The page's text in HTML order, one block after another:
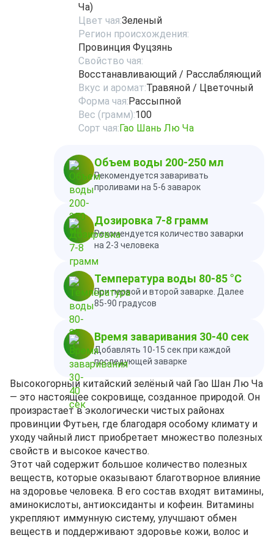
Ча)
Цвет чая:Зеленый
Регион происхождения:
Провинция Фуцзянь
Свойство чая:
Восстанавливающий / Расслабляющий
Вкус и аромат:Травяной / Цветочный
Форма чая:Рассыпной
Вес (грамм):100
Сорт чая:Гао Шань Лю Ча
Объем воды 200-250 мл
Рекомендуется заваривать
проливами на 5-6 заварок
Дозировка 7-8 грамм
Рекомендуется количество заварки
на 2-3 человека
Температура воды 80-85 °C
При первой и второй заварке. Далее
85-90 градусов
Время заваривания 30-40 сек
Добавлять 10-15 сек при каждой
последующей заварке
Высокогорный китайский зелёный чай Гао Шан Лю Ча
— это настоящее сокровище, созданное природой. Он
произрастает в экологически чистых районах
провинции Футьен, где благодаря особому климату и
уходу чайный лист приобретает множество полезных
свойств и высокое качество.
Этот чай содержит большое количество полезных
веществ, которые оказывают благотворное влияние
на здоровье человека. В его состав входят витамины,
аминокислоты, антиоксиданты и кофеин. Витамины
укрепляют иммунную систему, улучшают обмен
веществ и поддерживают здоровье кожи, волос и